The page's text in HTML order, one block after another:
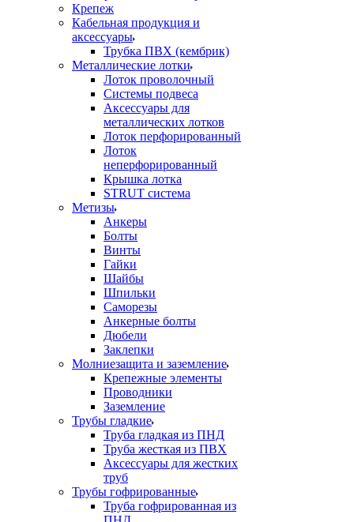
Крепеж
Кабельная продукция и
аксессуары
Трубка ПВХ (кембрик)
Металлические лотки
Лоток проволочный
Системы подвеса
Аксессуары для
металлических лотков
Лоток перфорированный
Лоток
неперфорированный
Крышка лотка
STRUT система
Метизы
Анкеры
Болты
Винты
Гайки
Шайбы
Шпильки
Саморезы
Анкерные болты
Дюбели
Заклепки
Молниезащита и заземление
Крепежные элементы
Проводники
Заземление
Трубы гладкие
Труба гладкая из ПНД
Труба жесткая из ПВХ
Аксессуары для жестких
труб
Трубы гофрированные
Труба гофрированная из